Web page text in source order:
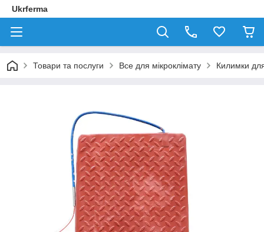
Ukrferma
Товари та послуги Все для мікроклімату Килимки